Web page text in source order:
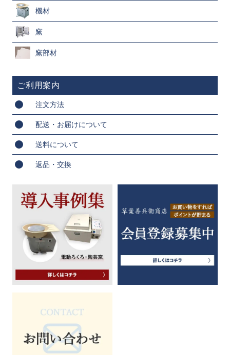
機材
窯
窯部材
ご利用案内
注文方法
配送・お届けについて
送料について
返品・交換